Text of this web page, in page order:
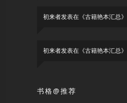
初来者发表在《古籍艳本汇总》
初来者发表在《古籍艳本汇总》
书格@推荐